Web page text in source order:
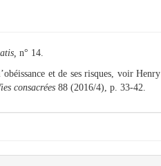
n° 14.
et de ses risques, voir Henry
consacrées 88 (2016/4), p. 33-42.